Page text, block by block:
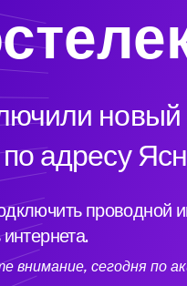
новый
адресу
проводной
внимание, сегодня по